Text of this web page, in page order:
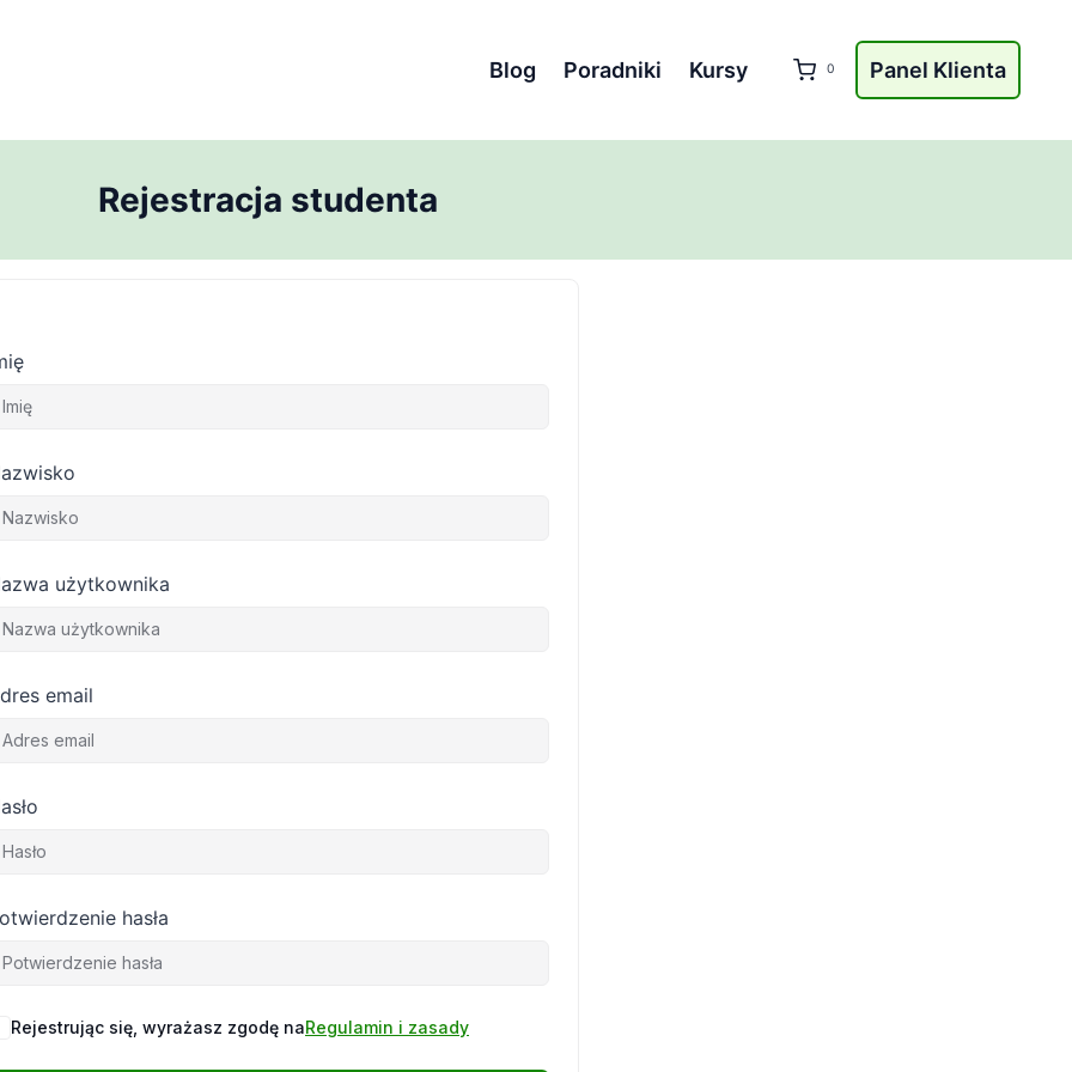
Blog Poradniki Kursy 0 Panel Klienta
Rejestracja studenta
użytkownika
email
hasła
Rejestrując się, wyrażasz zgodę naRegulamin i zasady